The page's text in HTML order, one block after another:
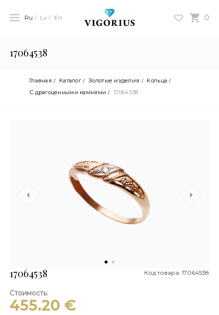
0
Ru Lv En
17064538
Главная Каталог Золотые изделия
Кольца
С драгоценными камнями
17064538
17064538 Код товара: 17064538
Стоимость:
455.20 €